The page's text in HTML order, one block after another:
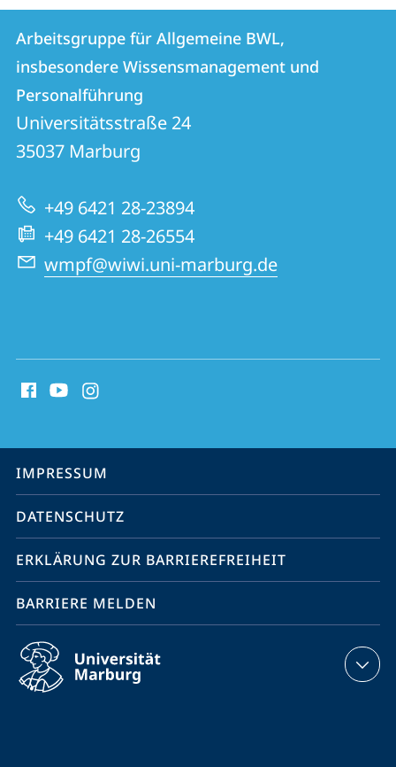
Kontakt
und
Informationen
zur
Website
Kontaktinformationen
Arbeitsgruppe
für
Allgemeine
BWL,
insbesondere
Wissensmanagement
und
Personalführung
Arbeitsgruppe für Allgemeine BWL,
insbesondere Wissensmanagement und
Personalführung
Universitätsstraße 24
35037 Marburg
+49 6421 28-23894
+49 6421 28-26554
wmpf@wiwi.uni-marburg.de
Media
Service-
Navigation
IMPRESSUM
DATENSCHUTZ
ERKLÄRUNG ZUR BARRIEREFREIHEIT
BARRIERE MELDEN